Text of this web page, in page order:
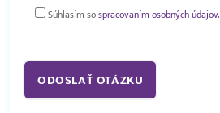
Súhlasím sospracovaním osobných údajov.